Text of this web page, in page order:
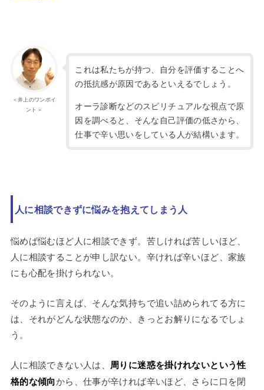
＜井上のワンポイ
ント＞
これは私たちが持つ、自分を評価することへ
の抵抗感が原因であるといえるでしょう。
オーラ診断などのスピリチュアルな視点で原
因を調べると、そんな自己評価の低さから、
仕事で辛い思いをしている人が結構います。
人に相談できずに悩みを抱えてしまう人
悩めば悩むほど人に相談できず。苦しければ苦しいほど、
人に相談することが申し訳ない。辛ければ辛いほど、家族
にも心配を掛けられない。
そのように言えば、そんな気持ちで追い詰められてる方に
は、それがどんな状態なのか、きっとお解りになるでしょ
う。
人に相談できない人は、 周りに迷惑を掛けれないという性
格的な傾向から、仕事が辛ければ辛いほど、さらに口を閉